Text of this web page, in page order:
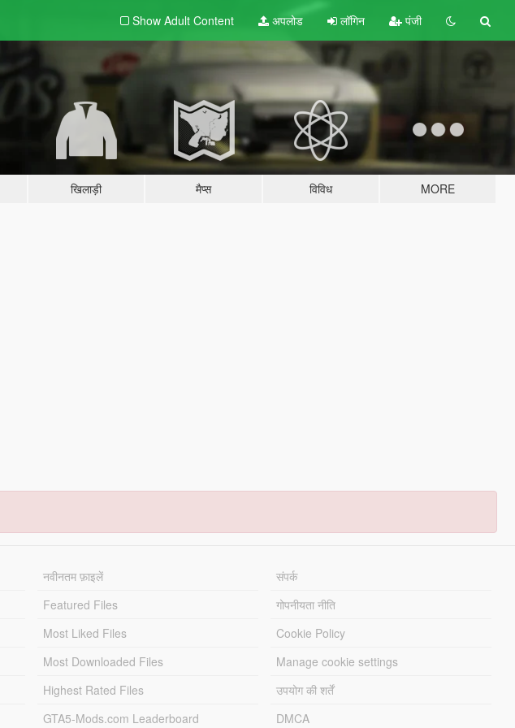
Show Adult Content अपलोड लॉगिन पंजी
खिलाड़ी मैप्स विविध MORE
नवीनतम फ़ाइलें
Featured Files
Most Liked Files
Most Downloaded Files
Highest Rated Files
GTA5-Mods.com Leaderboard
संपर्क
गोपनीयता नीति
Cookie Policy
Manage cookie settings
उपयोग की शर्तें
DMCA